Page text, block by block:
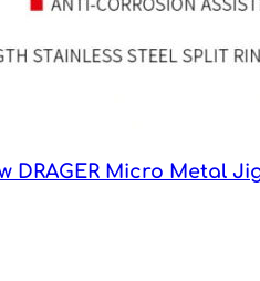
DRAGER Micro Metal